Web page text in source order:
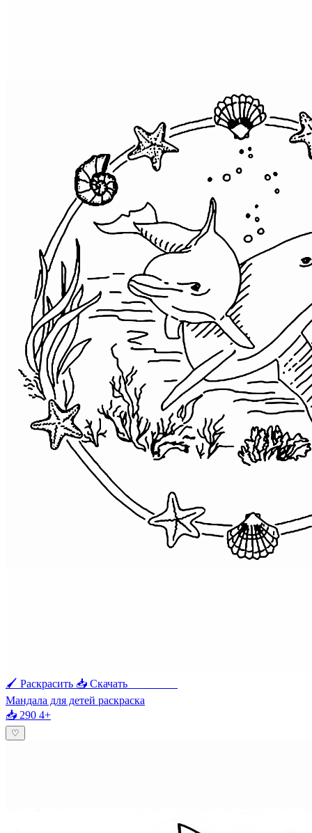
🖌 Раскрасить 📥 Скачать
Мандала для детей раскраска
📥 290 4+
♡